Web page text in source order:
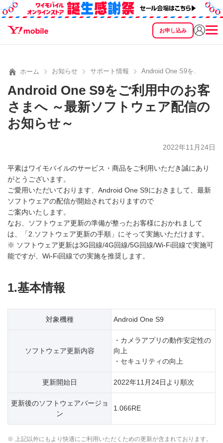
お申し込み
SEARCH
ホーム お知らせ サポート情報 Android One S9をご利用中
Android One S9をご利用中のお客
さまへ ～最新ソフトウェア配信の
お知らせ～
2022年11月24日
平素はワイモバイルのサービス・商品をご利用いただき誠にあり
がとうございます。
ご愛用いただいております、Android One S9におきまして、最新
ソフトウェアの配信が開始されておりますので
ご案内いたします。
なお、ソフトウェア更新の準備が整ったお客様におかれまして
は、「2.ソフトウェア更新の手順」にそって実施いただけます。
※ ソフトウェア更新は3G回線/4G回線/5G回線/Wi-Fi回線で実施可
能ですが、Wi-Fi回線での実施を推奨します。
1.基本情報
対象機種 Android One S9
ソフトウェア更新内容
・カメラアプリの動作安定性の
向上
・セキュリティの向上
更新開始日 2022年11月24日より順次
更新後のソフトウェアバージョ
ン
1.066RE
※ 上記以外にもより快適にご利用いただくための更新が含まれております。